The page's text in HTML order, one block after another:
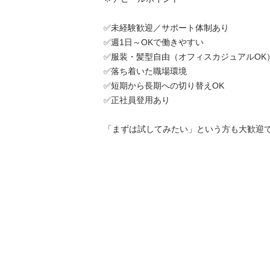
✅未経験歓迎／サポート体制あり
✅週1日～OKで働きやすい
✅服装・髪型自由（オフィスカジュアルOK）
✅落ち着いた職場環境
✅短期から長期への切り替えOK
✅正社員登用あり
「まずは試してみたい」という方も大歓迎